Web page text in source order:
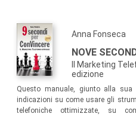
Anna Fonseca
NOVE
Il Marketing
edizione
Questo manuale, giunto alla
indicazioni su come usare gli
telefoniche ottimizzate, su
comunicative aumentando la